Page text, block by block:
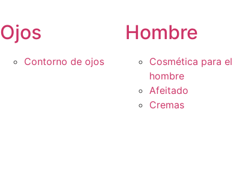
Ojos
Contorno de ojos
Hombre
Cosmética para el
hombre
Afeitado
Cremas